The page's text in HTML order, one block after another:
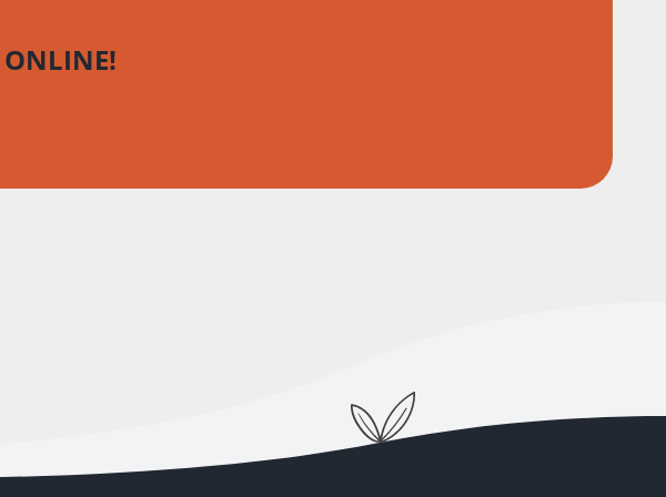
ONLINE!